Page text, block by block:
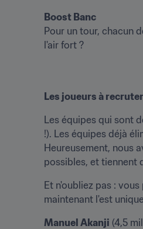
Boost Banc
Pour un tour, chacun
l'air fort ?
Les joueurs à recruter
Les équipes qui sont
!). Les équipes déjà
Heureusement, nous
possibles, et tiennent
Et n'oubliez pas :
maintenant l'est
Manuel Akanji (4,5